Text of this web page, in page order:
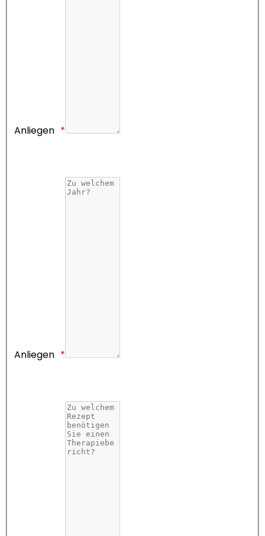
Anliegen
Anliegen